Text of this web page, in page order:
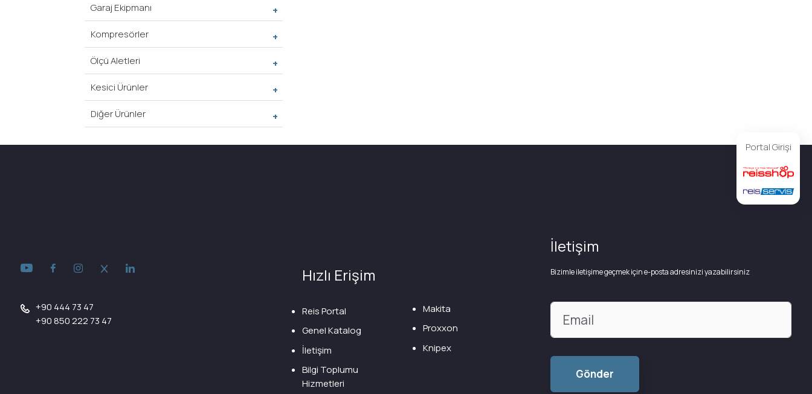
Garaj Ekipmanı
Kompresörler
Ölçü Aletleri
Kesici Ürünler
Diğer Ürünler
Portal Girişi
+90 444 73 47
+90 850 222 73 47
Hızlı Erişim
Reis Portal
Genel Katalog
İletişim
Bilgi Toplumu
Hizmetleri
Makita
Proxxon
Knipex
İletişim
Bizimle iletişime geçmek için e-posta adresinizi yazabilirsiniz